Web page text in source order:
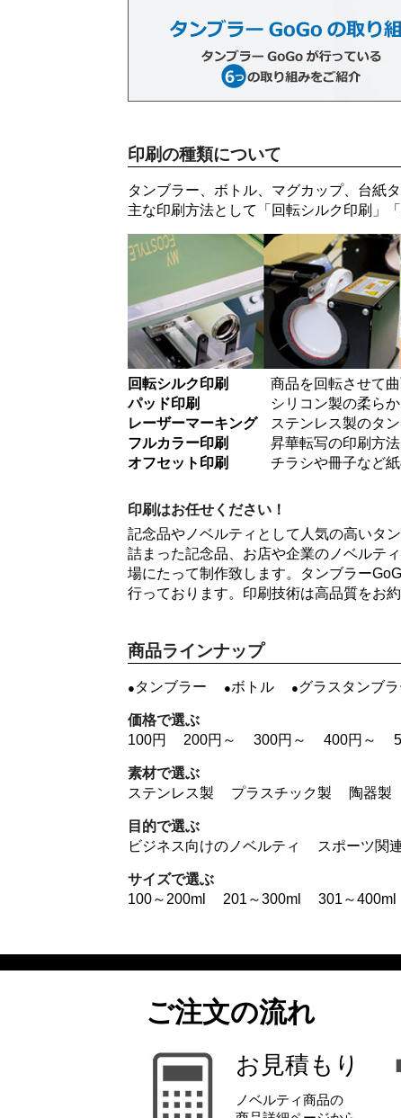
印刷の種類について
タンブラー、ボトル、マグカップ、台紙
主な印刷方法として「 回転シルク印刷 」「
回転シルク印刷
商品を回転させて
パッド印刷
シリコン製の柔ら
レーザーマーキング
ステンレス製のタ
フルカラー印刷
昇華転写の印刷方
オフセット印刷
チラシや冊子など
印刷はお任せください！
記念品やノベルティとして人気の高いタ
詰まった記念品、お店や企業のノベルテ
場にたって制作致します。タンブラー
行っております。印刷技術は高品質をお約
商品ラインナップ
タンブラー ボトル グラスタンブ
価格で選ぶ
100円
200円～ 300円～ 400円～
素材で選ぶ
ステンレス製
プラスチック製 陶器製
目的で選ぶ
ビジネス向けのノベルティ
スポーツ関
サイズで選ぶ
100～200ml
201～300ml 301～400ml
ご注文の流れ
お見積もり
ノベルティ商品の